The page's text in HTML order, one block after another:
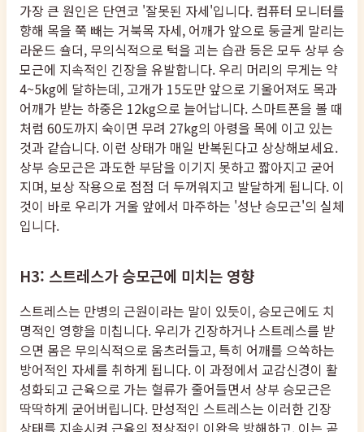
가장 큰 원인은 단연코 '잘못된 자세'입니다. 컴퓨터 모니터를
향해 목을 쭉 빼는 거북목 자세, 어깨가 앞으로 둥글게 말리는
라운드 숄더, 무의식적으로 턱을 괴는 습관 등은 모두 상부 승
모근에 지속적인 긴장을 유발합니다. 우리 머리의 무게는 약
4~5kg에 달하는데, 고개가 15도만 앞으로 기울어져도 목과
어깨가 받는 하중은 12kg으로 늘어납니다. 스마트폰을 볼 때
처럼 60도까지 숙이면 무려 27kg의 아령을 목에 이고 있는
것과 같습니다. 이런 상태가 매일 반복된다고 상상해보세요.
상부 승모근은 과도한 부담을 이기지 못하고 짧아지고 굳어
지며, 보상 작용으로 점점 더 두꺼워지고 발달하게 됩니다. 이
것이 바로 우리가 거울 앞에서 마주하는 '성난 승모근'의 실체
입니다.
H3: 스트레스가 승모근에 미치는 영향
스트레스는 만병의 근원이라는 말이 있듯이, 승모근에도 치
명적인 영향을 미칩니다. 우리가 긴장하거나 스트레스를 받
으면 몸은 무의식적으로 움츠러들고, 특히 어깨를 으쓱하는
방어적인 자세를 취하게 됩니다. 이 과정에서 교감신경이 활
성화되고 근육으로 가는 혈류가 줄어들면서 상부 승모근은
딱딱하게 굳어버립니다. 만성적인 스트레스는 이러한 긴장
상태를 지속시켜 근육의 정상적인 이완을 방해하고, 이는 곧